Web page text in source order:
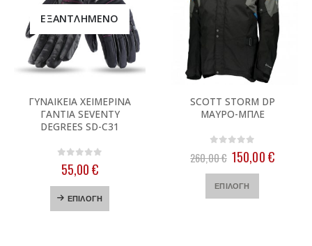
ΕΞΑΝΤΛΗΜΈΝΟ
ΓΥΝΑΙΚΕΙΑ ΧΕΙΜΕΡΙΝΑ
ΓΑΝΤΙΑ SEVENTY
DEGREES SD-C31
0out of 5
55,00€
ΕΠΙΛΟΓΉ
Αυτό το προϊόν έχει πολλαπλές παραλλαγές. Οι επιλογές μπορούν να επιλεγούν στη σελίδα του προϊόντος
Αυτό το προϊόν έχει πολλαπλές παραλλαγές. Οι επιλογές μπορούν να επιλεγούν στη σελίδα του προϊόντος
SCOTT STORM DP
ΜΑΥΡΟ-ΜΠΛΕ
out of 5
260,00€ Original
price
was:
260,00 €.
150,00€Η
ΕΠΙΛΟΓΉ
Αυτό το προϊόν έχει πολλαπλές παραλλαγές. Οι επιλογές μπορούν να επιλεγούν στη σελίδα του προϊόντος